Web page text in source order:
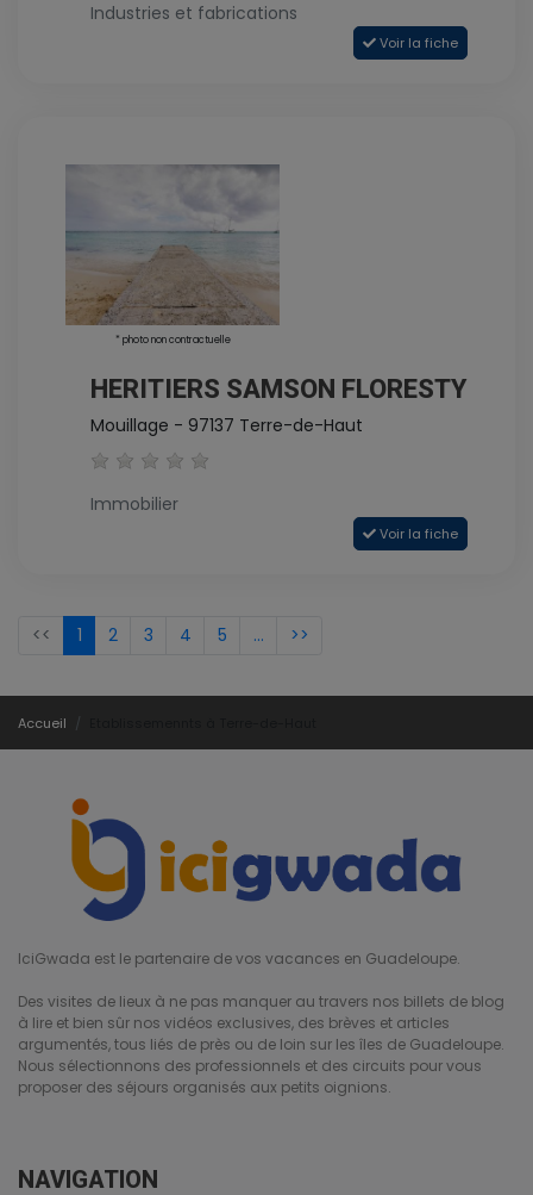
Industries et fabrications
Voir la fiche
* photo non contractuelle
HERITIERS SAMSON FLORESTY
Mouillage - 97137 Terre-de-Haut
Immobilier
Voir la fiche
<< 1 2 3 4 5 ... >>
Accueil
IciGwada est le partenaire de vos vacances en Guadeloupe.
Des visites de lieux à ne pas manquer au travers nos billets de blog
à lire et bien sûr nos vidéos exclusives, des brèves et articles
argumentés, tous liés de près ou de loin sur les îles de Guadeloupe.
Nous sélectionnons des professionnels et des circuits pour vous
proposer des séjours organisés aux petits oignions.
NAVIGATION